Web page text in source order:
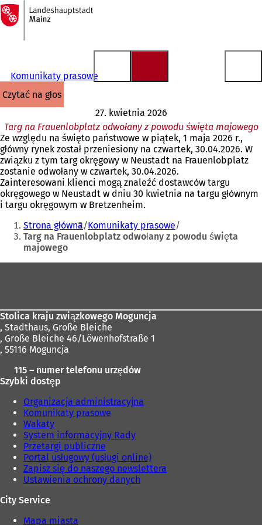
Przejdź do treści
Do
strony
głównej
Komunikaty prasowe
czytać na głos
27. kwietnia 2026
Targ na Frauenlobplatz odwołany z powodu święta majowego
Ze względu na święto państwowe w piątek, 1 maja 2026 r.,
główny rynek został przeniesiony na czwartek, 30.04.2026. W
związku z tym targ okręgowy w Neustadt na Frauenlobplatz
zostanie odwołany w czwartek, 30.04.2026.
Zainteresowani klienci mogą znaleźć dostawców targu
okręgowego w Neustadt w dniu 30 kwietnia na targu głównym
i targu okręgowym w Bretzenheim.
Jesteś
tutaj:
Strona główna Komunikaty prasowe
Targ na Frauenlobplatz odwołany z powodu święta
majowego
Stolica kraju związkowego Moguncja
, Stadthaus, Große Bleiche
, Große Bleiche 46/Löwenhofstraße 1
, 55116 Moguncja
115 – numer telefonu urzędów
Szybki dostęp
Organizacja administracyjna
Komunikaty prasowe
Wakaty
System informacyjny Rady
Przetargi publiczne
Portal usługowy (usługi online)
Zapisz się do naszego newslettera
Ustawienia ochrony danych
City Service
Mapa miasta